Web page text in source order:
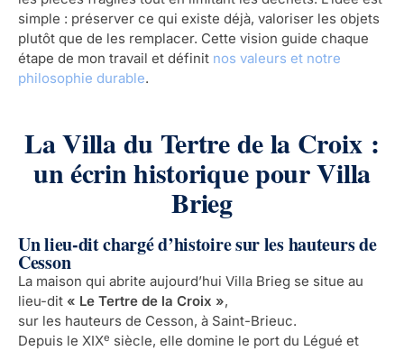
simple : préserver ce qui existe déjà, valoriser les objets
plutôt que de les remplacer. Cette vision guide chaque
étape de mon travail et définit nos valeurs et notre
philosophie durable.
La Villa du Tertre de la Croix :
un écrin historique pour Villa
Brieg
Un lieu-dit chargé d’histoire sur les hauteurs de
Cesson
La maison qui abrite aujourd’hui Villa Brieg se situe au
lieu-dit « Le Tertre de la Croix »,
sur les hauteurs de Cesson, à Saint-Brieuc.
Depuis le XIXe siècle, elle domine le port du Légué et